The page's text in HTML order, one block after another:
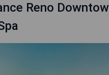
Reno